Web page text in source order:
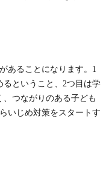
あることになります。1
ということ、2つ目は学
つながりのある子ども
いじめ対策をスタートす